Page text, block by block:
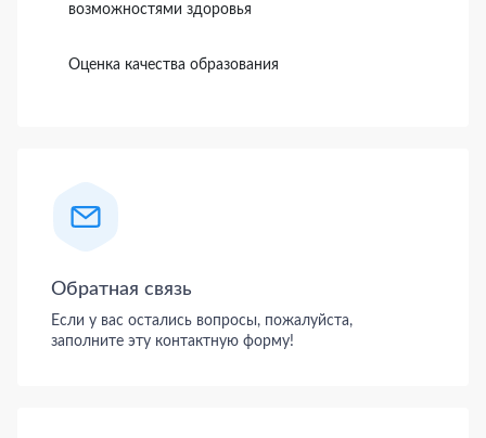
возможностями здоровья
Оценка качества образования
Обратная связь
Если у вас остались вопросы, пожалуйста,
заполните эту контактную форму!